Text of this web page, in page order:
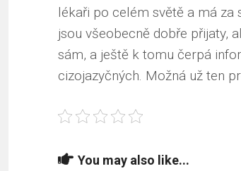
lékaři po celém světě a má
jsou všeobecně dobře přijaty,
sám, a ještě k tomu čerpá
cizojazyčných. Možná už ten
You may also like...